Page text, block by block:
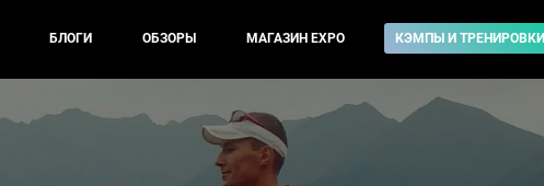
БЛОГИ ОБЗОРЫ МАГАЗИН EXPO КЭМПЫ И ТРЕНИРОВКИ